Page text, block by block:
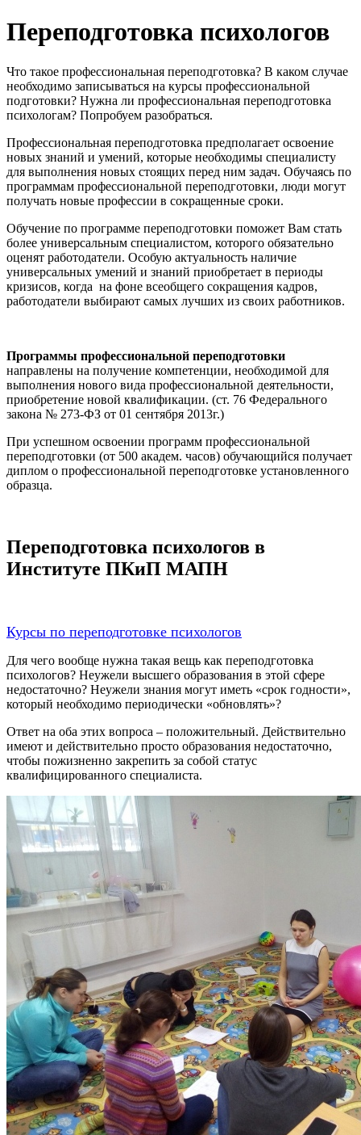
Переподготовка психологов
Что такое профессиональная переподготовка? В каком случае
необходимо записываться на курсы профессиональной
подготовки? Нужна ли профессиональная переподготовка
психологам? Попробуем разобраться.
Профессиональная переподготовка предполагает освоение
новых знаний и умений, которые необходимы специалисту
для выполнения новых стоящих перед ним задач. Обучаясь по
программам профессиональной переподготовки, люди могут
получать новые профессии в сокращенные сроки.
Обучение по программе переподготовки поможет Вам стать
более универсальным специалистом, которого обязательно
оценят работодатели. Особую актуальность наличие
универсальных умений и знаний приобретает в периоды
кризисов, когда на фоне всеобщего сокращения кадров,
работодатели выбирают самых лучших из своих работников.
Программы профессиональной переподготовки
направлены на получение компетенции, необходимой для
выполнения нового вида профессиональной деятельности,
приобретение новой квалификации. (ст. 76 Федерального
закона № 273-ФЗ от 01 сентября 2013г.)
При успешном освоении программ профессиональной
переподготовки (от 500 академ. часов) обучающийся получает
диплом о профессиональной переподготовке установленного
образца.
Переподготовка психологов в
Институте ПКиП МАПН
Курсы по переподготовке психологов
Для чего вообще нужна такая вещь как переподготовка
психологов? Неужели высшего образования в этой сфере
недостаточно? Неужели знания могут иметь «срок годности»,
который необходимо периодически «обновлять»?
Ответ на оба этих вопроса – положительный. Действительно
имеют и действительно просто образования недостаточно,
чтобы пожизненно закрепить за собой статус
квалифицированного специалиста.